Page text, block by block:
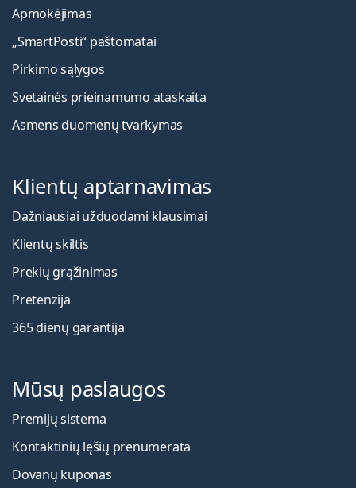
Apmokėjimas
„SmartPosti“ paštomatai
Pirkimo sąlygos
Svetainės prieinamumo ataskaita
Asmens duomenų tvarkymas
Klientų aptarnavimas
Dažniausiai užduodami klausimai
Klientų skiltis
Prekių grąžinimas
Pretenzija
365 dienų garantija
Mūsų paslaugos
Premijų sistema
Kontaktinių lęšių prenumerata
Dovanų kuponas